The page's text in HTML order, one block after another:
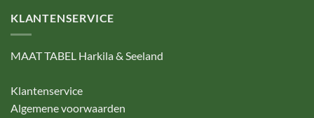
KLANTENSERVICE
MAAT TABEL Harkila & Seeland
Klantenservice
Algemene voorwaarden